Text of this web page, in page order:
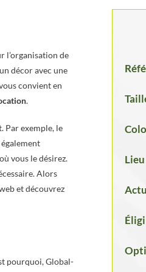
l’organisation de
décor avec une
convient en
.
Par exemple, le
vous le désirez.
Alors
et découvrez
pourquoi, Global-